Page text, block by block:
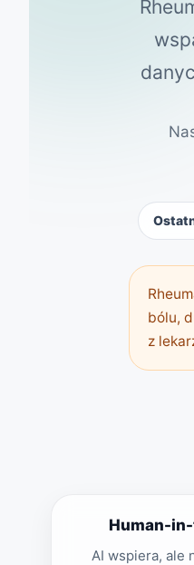
bólu,
z
Human-
AI wspiera, ale